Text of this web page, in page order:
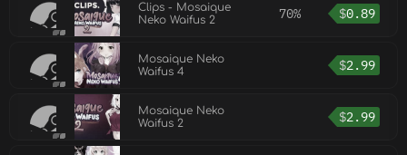
Clips - Mosaique
Neko Waifus 2
70% $0.89
Mosaique Neko
Waifus 4
$2.99
Mosaique Neko
Waifus 2
$2.99